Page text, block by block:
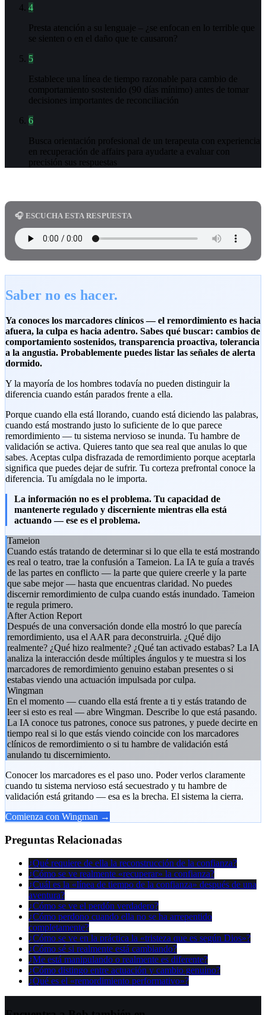
4
Presta atención a su lenguaje – ¿se enfocan en lo terrible que
se sienten o en el daño que te causaron?
5
Establece una línea de tiempo razonable para cambio de
comportamiento sostenido (90 días mínimo) antes de tomar
decisiones importantes de reconciliación
6
Busca orientación profesional de un terapeuta con experiencia
en recuperación de affairs para ayudarte a evaluar con
precisión sus respuestas
🎧 ESCUCHA ESTA RESPUESTA
Saber no es hacer.
Ya conoces los marcadores clínicos — el remordimiento es hacia
afuera, la culpa es hacia adentro. Sabes qué buscar: cambios de
comportamiento sostenidos, transparencia proactiva, tolerancia
a la angustia. Probablemente puedes listar las señales de alerta
dormido.
Y la mayoría de los hombres todavía no pueden distinguir la
diferencia cuando están parados frente a ella.
Porque cuando ella está llorando, cuando está diciendo las palabras,
cuando está mostrando justo lo suficiente de lo que parece
remordimiento — tu sistema nervioso se inunda. Tu hambre de
validación se activa. Quieres tanto que sea real que anulas lo que
sabes. Aceptas culpa disfrazada de remordimiento porque aceptarla
significa que puedes dejar de sufrir. Tu corteza prefrontal conoce la
diferencia. Tu amígdala no le importa.
La información no es el problema. Tu capacidad de
mantenerte regulado y discerniente mientras ella está
actuando — ese es el problema.
Tameion
Cuando estás tratando de determinar si lo que ella te está mostrando
es real o teatro, trae la confusión a Tameion. La IA te guía a través
de las partes en conflicto — la parte que quiere creerle y la parte
que sabe mejor — hasta que encuentras claridad. No puedes
discernir remordimiento de culpa cuando estás inundado. Tameion
te regula primero.
After Action Report
Después de una conversación donde ella mostró lo que parecía
remordimiento, usa el AAR para deconstruirla. ¿Qué dijo
realmente? ¿Qué hizo realmente? ¿Qué tan activado estabas? La IA
analiza la interacción desde múltiples ángulos y te muestra si los
marcadores de remordimiento genuino estaban presentes o si
estabas viendo una actuación impulsada por culpa.
Wingman
En el momento — cuando ella está frente a ti y estás tratando de
leer si esto es real — abre Wingman. Describe lo que está pasando.
La IA conoce tus patrones, conoce sus patrones, y puede decirte en
tiempo real si lo que estás viendo coincide con los marcadores
clínicos de remordimiento o si tu hambre de validación está
anulando tu discernimiento.
Conocer los marcadores es el paso uno. Poder verlos claramente
cuando tu sistema nervioso está secuestrado y tu hambre de
validación está gritando — esa es la brecha. El sistema la cierra.
Comienza con Wingman →
Preguntas Relacionadas
¿Qué requiere de ella la reconstrucción de la confianza?
¿Cómo se ve realmente «recuperar» la confianza?
¿Cuál es la «línea de tiempo de la confianza» después de una
aventura?
¿Cómo se ve el perdón verdadero?
¿Cómo perdono cuando ella no se ha arrepentido
completamente?
¿Cómo se ve en la práctica la «tristeza que es según Dios»?
¿Cómo sé si realmente está cambiando?
¿Me está manipulando o realmente es diferente?
¿Cómo distingo entre actuación y cambio genuino?
¿Qué es el «remordimiento performativo»?